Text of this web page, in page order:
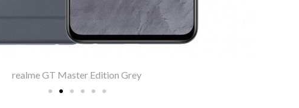
realme GT Master Edition Grey